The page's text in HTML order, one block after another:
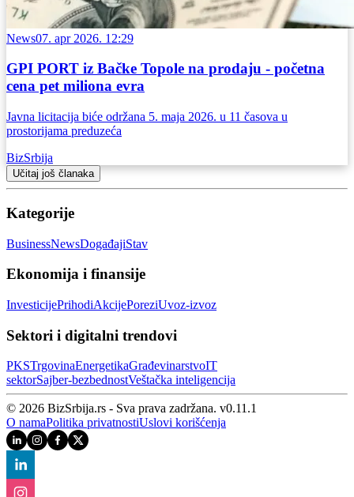
News07. apr 2026. 12:29
GPI PORT iz Bačke Topole na prodaju - početna
cena pet miliona evra
Javna licitacija biće održana 5. maja 2026. u 11 časova u
prostorijama preduzeća
BizSrbija
Učitaj još članaka
Kategorije
BusinessNewsDogađajiStav
Ekonomija i finansije
InvesticijePrihodiAkcijePoreziUvoz-izvoz
Sektori i digitalni trendovi
PKSTrgovinaEnergetikaGrađevinarstvoIT
sektorSajber‑bezbednostVeštačka inteligencija
© 2026 BizSrbija.rs - Sva prava zadržana. v0.11.1
O namaPolitika privatnostiUslovi korišćenja